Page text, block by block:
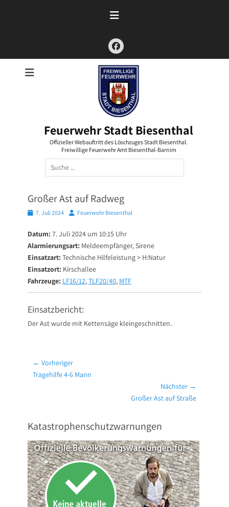
Facebook
Feuerwehr Stadt Biesenthal
Offizieller Webauftritt des Löschzuges Stadt Biesenthal.
Freiwillige Feuerwehr Amt Biesenthal-Barnim
Suchen
nach:
Großer Ast auf Radweg
Posted7. Juli 2024 AutorFeuerwehr Biesenthal
Datum: 7. Juli 2024 um 10:15 Uhr
Alarmierungsart: Meldeempfänger, Sirene
Einsatzart: Technische Hilfeleistung > H:Natur
Einsatzort: Kirschallee
Fahrzeuge: LF16/12,TLF20/40, MTF
Einsatzbericht:
Der Ast wurde mit Kettensäge kleingeschnitten.
Beitragsnavigation
← Vorheriger
Vorheriger
Tragehilfe 4-6 Mann
Nächster →
Großer Ast auf Straße
Katastrophenschutzwarnungen